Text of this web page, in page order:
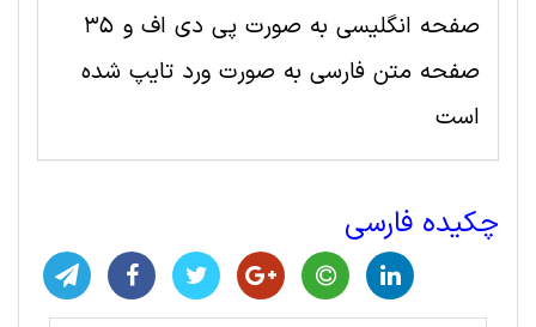
صفحه انگلیسی به صورت پی دی اف و 35
صفحه متن فارسی به صورت ورد تایپ شده
است
چکیده فارسی